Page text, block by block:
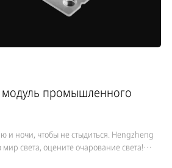
промышленного
и ночи, чтобы не стыдиться. Hengzheng
мир света, оцените очарование света!